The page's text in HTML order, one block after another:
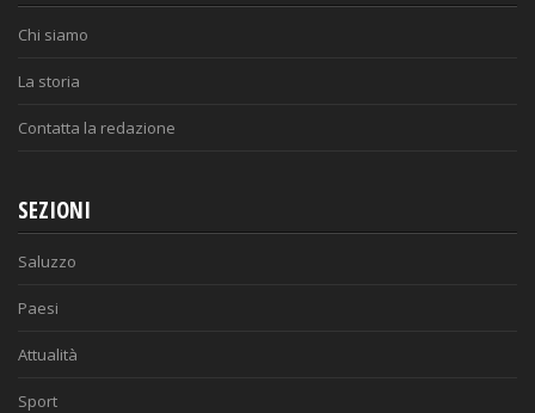
Chi siamo
La storia
Contatta la redazione
SEZIONI
Saluzzo
Paesi
Attualità
Sport